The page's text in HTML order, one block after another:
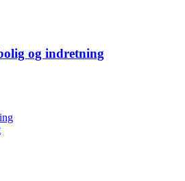
og indretning